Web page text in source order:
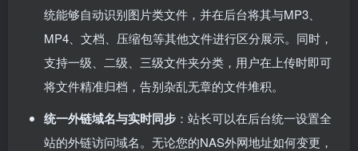
统能够自动识别图片类文件，并在后台将其与MP3、
MP4、文档、压缩包等其他文件进行区分展示。同时，
支持一级、二级、三级文件夹分类，用户在上传时即可
将文件精准归档，告别杂乱无章的文件堆积。
统一外链域名与实时同步 ：站长可以在后台统一设置全
站的外链访问域名。无论您的NAS外网地址如何变更，